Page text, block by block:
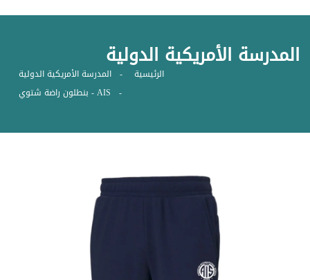
المدرسة الأمريكية الدولية
الرئيسية
المدرسة الأمريكية الدولية
AIS - بنطلون راضة شتوي